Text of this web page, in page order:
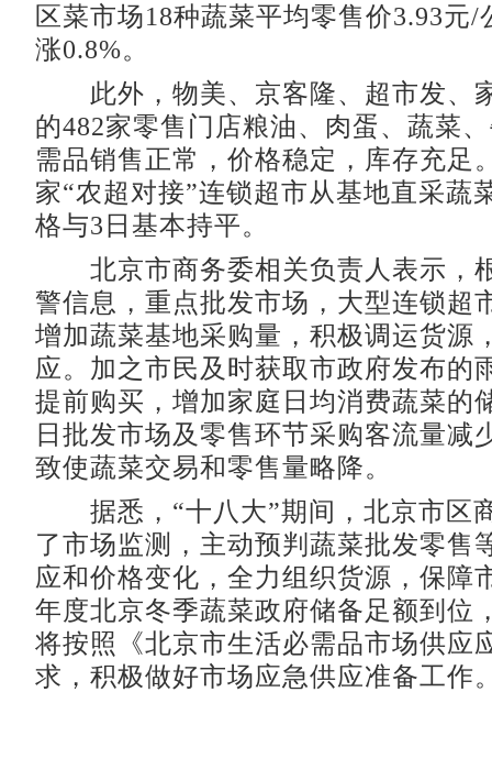
区菜市场18种蔬菜平均零售价3.93元/
涨0.8%。
此外，物美、京客隆、超市发、
的482家零售门店粮油、肉蛋、蔬菜
需品销售正常，价格稳定，库存充足
家“农超对接”连锁超市从基地直采蔬
格与3日基本持平。
北京市商务委相关负责人表示，
警信息，重点批发市场，大型连锁超
增加蔬菜基地采购量，积极调运货源
应。加之市民及时获取市政府发布的
提前购买，增加家庭日均消费蔬菜的
日批发市场及零售环节采购客流量减
致使蔬菜交易和零售量略降。
据悉，“十八大”期间，北京市区
了市场监测，主动预判蔬菜批发零售
应和价格变化，全力组织货源，保障
年度北京冬季蔬菜政府储备足额到位
将按照《北京市生活必需品市场供应
求，积极做好市场应急供应准备工作